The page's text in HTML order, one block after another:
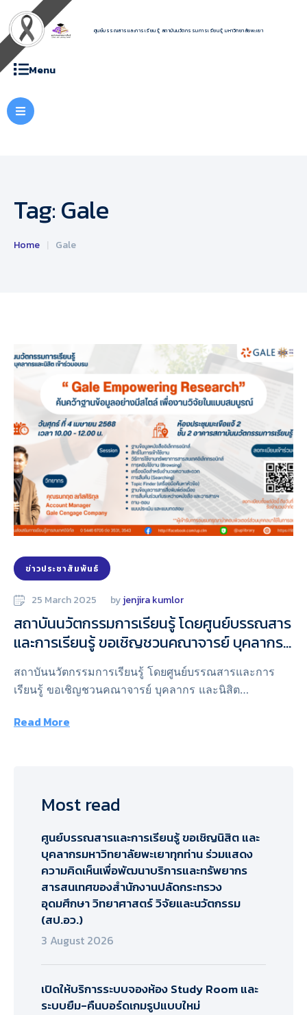
ศูนย์บรรณสารและการเรียนรู้ สถาบันนวัตกรรมการเรียนรู้ มหาวิทยาลัยพะเยา
Menu
Tag:Gale
Home | Gale
ข่าวประชาสัมพันธ์
25 March 2025 by jenjira kumlor
สถาบันนวัตกรรมการเรียนรู้ โดยศูนย์บรรณสาร
และการเรียนรู้ ขอเชิญชวนคณาจารย์ บุคลากร
และนิสิตมหาวิทยาลัยพะเยา เข้าร่วมอบรมใน
หัวข้อ “Gale Empowering Research ค้นคว้า
ฐานข้อมูลอย่างมีสไตล์”
สถาบันนวัตกรรมการเรียนรู้ โดยศูนย์บรรณสารและการ
เรียนรู้ ขอเชิญชวนคณาจารย์ บุคลากร และนิสิต
Empowering Research ค้นคว้าฐานข้อมูลอย่างมีสไตล์
Read More
Most read
ศูนย์บรรณสารและการเรียนรู้ ขอเชิญนิสิต และ
บุคลากรมหาวิทยาลัยพะเยาทุกท่าน ร่วมแสดง
ความคิดเห็นเพื่อพัฒนาบริการและทรัพยากร
สารสนเทศของสำนักงานปลัดกระทรวง
อุดมศึกษา วิทยาศาสตร์ วิจัยและนวัตกรรม
(สป.อว.)​
3 August 2026
เปิดให้บริการระบบจองห้อง Study Room และ
ระบบยืม-คืนบอร์ดเกมรูปแบบใหม่